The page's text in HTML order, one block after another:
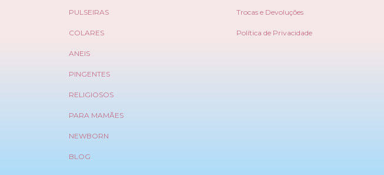
PULSEIRAS
COLARES
ANEIS
PINGENTES
RELIGIOSOS
PARA MAMÃES
NEWBORN
BLOG
Trocas e Devoluções
Política de Privacidade